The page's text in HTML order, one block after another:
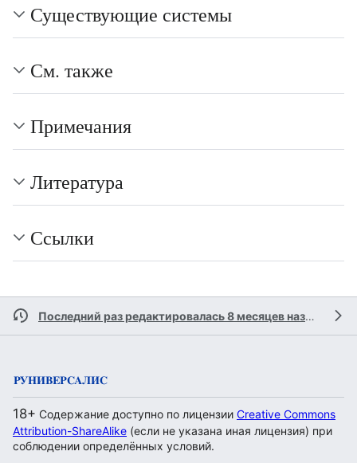
Существующие системы
См. также
Примечания
Литература
Ссылки
Последний раз редактировалась 8 месяцев назад
18+ Содержание доступно по лицензии Creative Commons
Attribution-ShareAlike (если не указана иная лицензия) при
соблюдении определённых условий.